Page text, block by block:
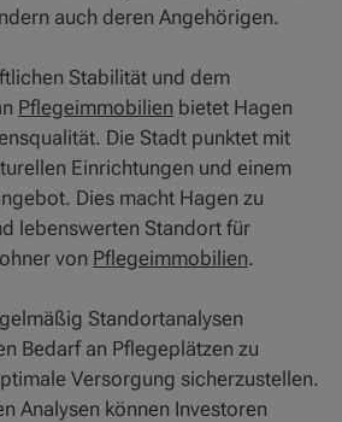
auch deren Angehörigen.
Stabilität und dem
Pflegeimmobilien bietet Hagen
Die Stadt punktet mit
Einrichtungen und einem
Dies macht Hagen zu
lebenswerten Standort für
von Pflegeimmobilien.
Standortanalysen
Bedarf an Pflegeplätzen zu
Versorgung sicherzustellen.
Analysen können Investoren